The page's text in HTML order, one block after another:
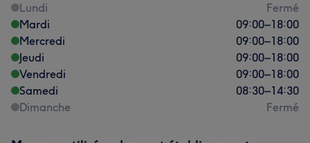
Lundi
Fermé
Mardi
09:00–18:00
Mercredi
09:00–18:00
Jeudi
09:00–18:00
Vendredi
09:00–18:00
Samedi
08:30–14:30
Dimanche
Fermé